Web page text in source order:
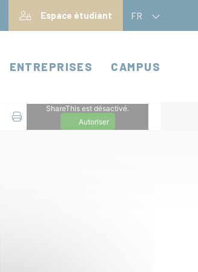
Espace étudiant FR
ENTREPRISES CAMPUS
ShareThis est désactivé.
Autoriser